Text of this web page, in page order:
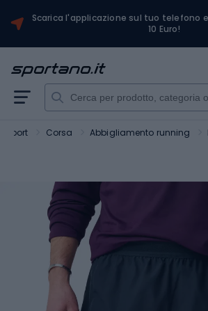
Scarica l'applicazione sul tuo telefono
10 Euro!
Sport Corsa Abbigliamento running